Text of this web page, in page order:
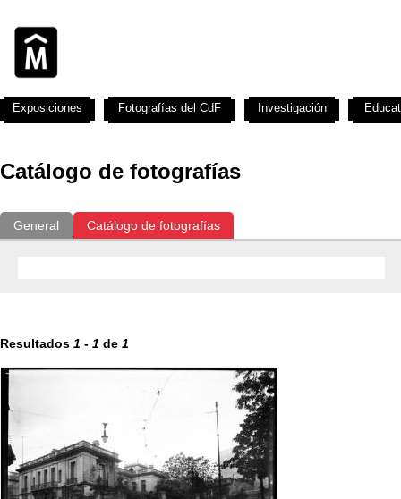
Catálogo de fotografías
General Catálogo de fotografías
Resultados 1 - 1 de 1
Exposiciones Fotografías del CdF Investigación